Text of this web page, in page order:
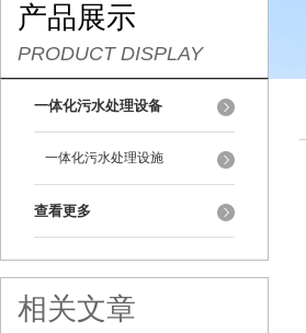
产品展示
PRODUCT DISPLAY
一体化污水处理设备
一体化污水处理设施
查看更多
相关文章